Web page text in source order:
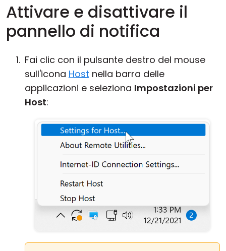
Attivare e disattivare il
pannello di notifica
Fai clic con il pulsante destro del mouse
sull'icona Host nella barra delle
applicazioni e seleziona Impostazioni per
Host: